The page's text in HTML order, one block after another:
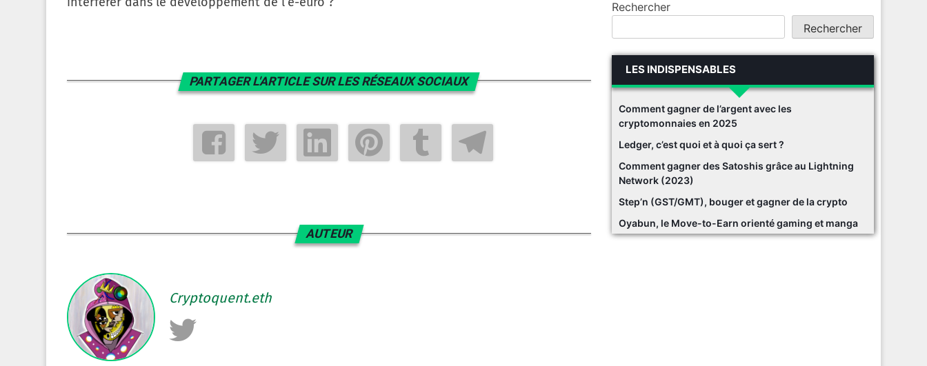
PARTAGER L'ARTICLE SUR LES RÉSEAUX SOCIAUX
AUTEUR
Cryptoquent.eth
Rechercher
Rechercher
LES INDISPENSABLES
Comment gagner de l’argent avec les
cryptomonnaies en 2025
Ledger, c’est quoi et à quoi ça sert ?
Comment gagner des Satoshis grâce au Lightning
Network (2023)
Step’n (GST/GMT), bouger et gagner de la crypto
Oyabun, le Move-to-Earn orienté gaming et manga